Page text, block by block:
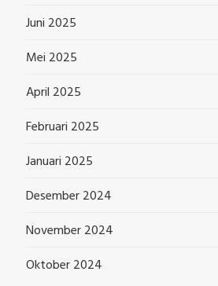
Juni 2025
Mei 2025
April 2025
Februari 2025
Januari 2025
Desember 2024
November 2024
Oktober 2024